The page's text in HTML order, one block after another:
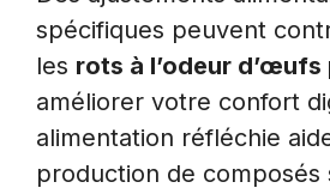
spécifiques peuvent
les rots à l’odeur d’œufs
améliorer votre confort
alimentation réfléchie
production de composés